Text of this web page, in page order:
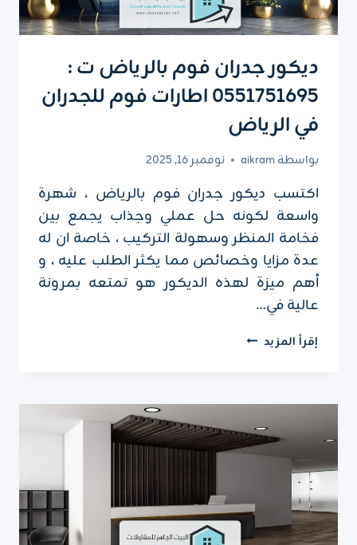
ديكور جدران فوم بالرياض ت :
0551751695 اطارات فوم للجدران
في الرياض
بواسطةaikram نوفمبر 16, 2025
اكتسب ديكور جدران فوم بالرياض ، شهرة
واسعة لكونه حل عملي وجذاب يجمع بين
فخامة المنظر وسهولة التركيب ، خاصة ان له
عدة مزايا وخصائص مما يكثر الطلب عليه ، و
أهم ميزة لهذه الديكور هو تمتعه بمرونة
عالية في…
إقرأ المزيد ديكور
:
0551751695
للجدران
في
الرياض